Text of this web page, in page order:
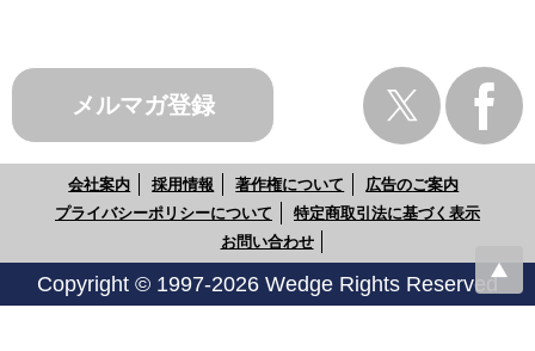
メルマガ登録
会社案内 採用情報 著作権について
広告のご案内
プライバシーポリシーについて
特定商取引法に基づく表示
お問い合わせ
Copyright © 1997-2026 Wedge Rights Reserved